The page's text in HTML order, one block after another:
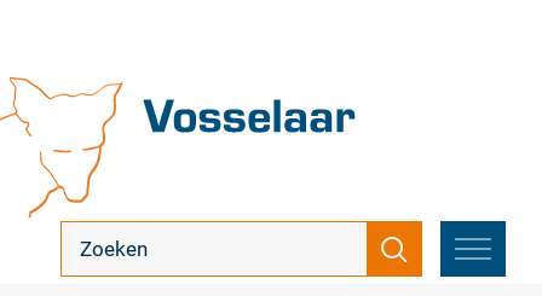
inhoud
Vosselaar
zoek
Zoeken
MENU